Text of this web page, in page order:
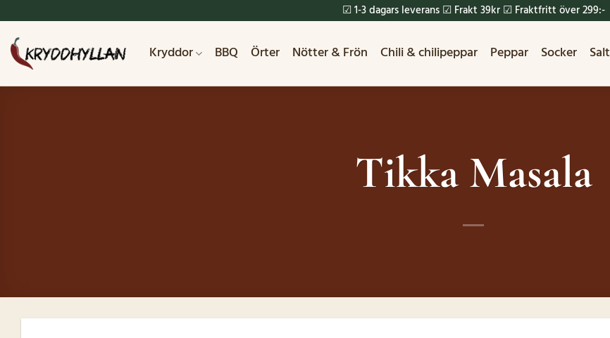
content
☑ 1-3 dagars leverans ☑ Frakt 39kr ☑ Fraktfritt över 299:-
Kryddor BBQ Örter Nötter & Frön Chili & chilipeppar Peppar Socker Salt
Tikka Masala